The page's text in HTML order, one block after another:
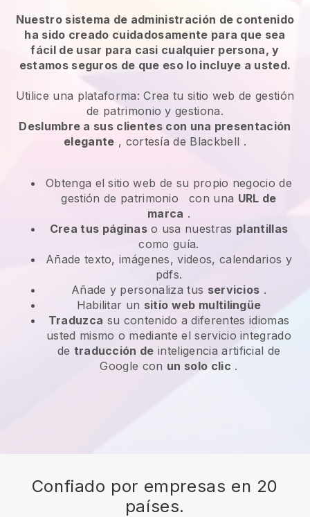
Nuestro sistema de administración de contenido
ha sido creado cuidadosamente para que sea
fácil de usar para casi cualquier persona, y
estamos seguros de que eso lo incluye a usted.
Utilice una plataforma:Crea tu sitio web de gestión
de patrimonio y gestiona.
Deslumbre a sus clientes con una presentación
elegante , cortesía de Blackbell .
Obtenga el sitio web de su propio negocio de
gestión de patrimonio
con una URL de
marca .
Crea tus páginaso usa nuestras plantillas
como guía.
Añade texto, imágenes, videos, calendarios y
pdfs.
Añade y personaliza tus servicios .
Habilitar un sitio web multilingüe
Traduzca su contenido a diferentes idiomas
usted mismo o mediante el servicio integrado
de traducción de inteligencia artificial de
Google con un solo clic .
Confiado por empresas en 20
países.